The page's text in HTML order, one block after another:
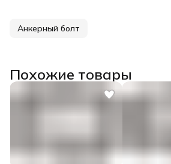
Анкерный болт
Похожие товары